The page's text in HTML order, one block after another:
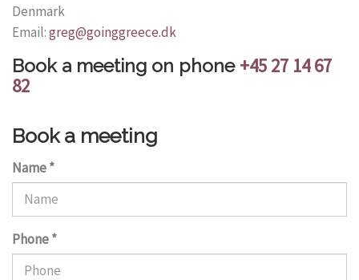
Denmark
Email:greg@goinggreece.dk
Book a meeting on phone +45 27 14 67
82
Book a meeting
Name*
Phone*